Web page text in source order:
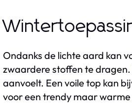
Ondanks de lichte aard kan
zwaardere stoffen te
aanvoelt. Een voile top kan
voor een trendy maar